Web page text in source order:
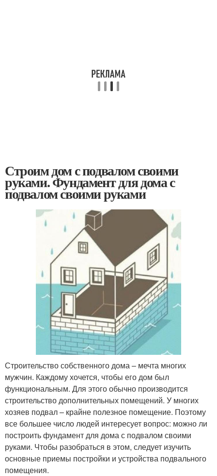
Строим дом с подвалом своими
руками. Фундамент для дома с
подвалом своими руками
Строительство собственного дома – мечта многих
мужчин. Каждому хочется, чтобы его дом был
функциональным. Для этого обычно производится
строительство дополнительных помещений. У многих
хозяев подвал – крайне полезное помещение. Поэтому
все большее число людей интересует вопрос: можно ли
построить фундамент для дома с подвалом своими
руками. Чтобы разобраться в этом, следует изучить
основные приемы постройки и устройства подвального
помещения.